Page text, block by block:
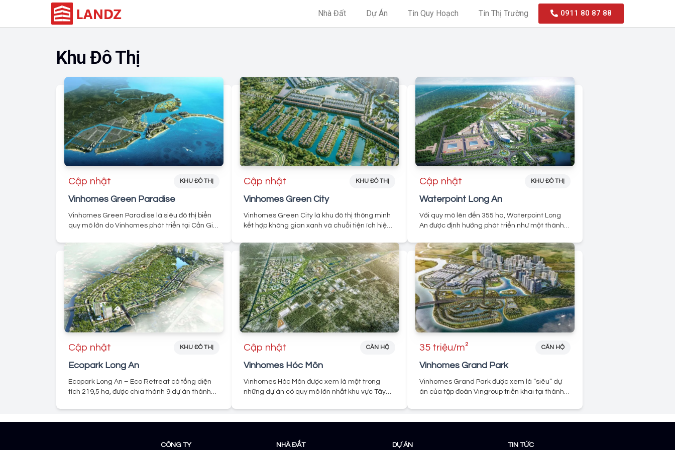
Nhà Đất Dự Án Tin Quy Hoạch Tin Thị Trường 0911 80 87 88
Khu Đô Thị
Cập nhật KHU ĐÔ THỊ
Vinhomes Green Paradise
Vinhomes Green Paradise là siêu đô thị biển
quy mô lớn do Vinhomes phát triển tại Cần Giờ,
được định hướng phát triển theo tiêu chuẩn
ESG (môi trường – xã hội – quản trị) đầu tiên tại
Việt Nam, mang lại sự kết hợp giữa hiện đại,
bền vững và thân thiện với thiên nhiên.
Cập nhật KHU ĐÔ THỊ
Vinhomes Green City
Vinhomes Green City là khu đô thị thông minh
kết hợp không gian xanh và chuỗi tiện ích hiện
và bền vững. Dự án được quy hoạch trên diện
tích 197,22 ha, bao gồm nhiều loại hình nhà ở
đa dạng như biệt thự, nhà phố thương mại,
chung cư cao tầng và khu nhà ở xã hội.
Cập nhật KHU ĐÔ THỊ
Waterpoint Long An
Với quy mô lên đến 355 ha, Waterpoint Long
An được định hướng phát triển như một thành
gần gũi với môi trường thiên nhiên và sông
nước.
Cập nhật KHU ĐÔ THỊ
Ecopark Long An
Ecopark Long An – Eco Retreat có tổng diện
tích 219,5 ha, được chia thành 9 dự án thành
với khu dân cư Ấp 3 và Ấp Thanh Hiệp; về phía
giao thông hiện trạng; cuối cùng, về phía tây,
Cập nhật CĂN HỘ
Vinhomes Hóc Môn
Vinhomes Hóc Môn được xem là một trong
những dự án có quy mô lớn nhất khu vực Tây
35 triệu/m² CĂN HỘ
Vinhomes Grand Park
Vinhomes Grand Park được xem là “siêu” dự
án của tập đoàn Vingroup triển khai tại thành
44.000 căn hộ, + hàng trăm tiện ích nội khu cao
CÔNG TY
NHÀ ĐẤT DỰ ÁN TIN TỨC